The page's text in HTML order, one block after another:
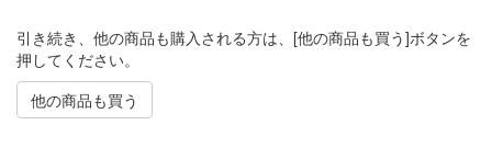
引き続き、他の商品も購入される方は、[他の商品も買う]ボタンを
押してください。
他の商品も買う